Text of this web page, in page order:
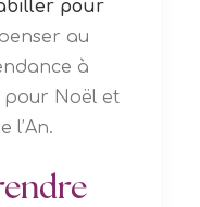
pour
au
à
pour Noël et
l’An.